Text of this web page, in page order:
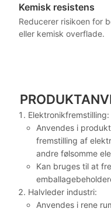
Kemisk resistens
Reducerer risikoen for
eller kemisk overflade.
Elektronikfremstilling:
Anvendes i
fremstilling af
andre følsomme
Kan bruges til at
Halvleder industri:
Anvendes i rene